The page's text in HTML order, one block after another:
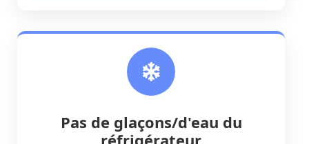
Pas de glaçons/d'eau du
réfrigérateur